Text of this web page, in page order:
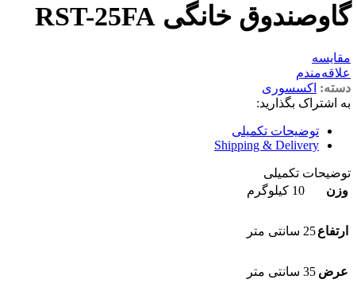
گاوصندوق خانگی RST-25FA
مقایسه
علاقه‌مندم
دسته: اکسسوری
به اشتراک بگذارید:
توضیحات تکمیلی
Shipping & Delivery
توضیحات تکمیلی
وزن
10 کیلوگرم
ارتفاع25 سانتی متر
عرض 35 سانتی متر